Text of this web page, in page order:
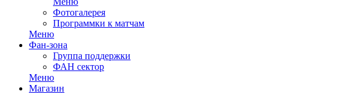
Фотогалерея
Программки к матчам
Меню
Фан-зона
Группа поддержки
ФАН сектор
Меню
Магазин